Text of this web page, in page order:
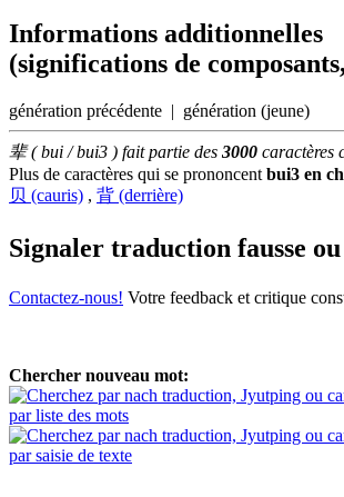
Informations additionnelles
(significations de
génération précédente | génération (jeune)
辈 ( bui / bui3 ) fait partie des 3000 caractères
Plus de caractères qui se prononcent bui3 en
贝 (cauris) , 背 (derrière)
Signaler traduction fausse
Contactez-nous! Votre feedback et critique
Chercher nouveau mot:
par liste des mots
par saisie de texte